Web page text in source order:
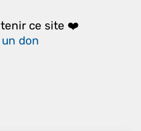
ce site ❤️
un don